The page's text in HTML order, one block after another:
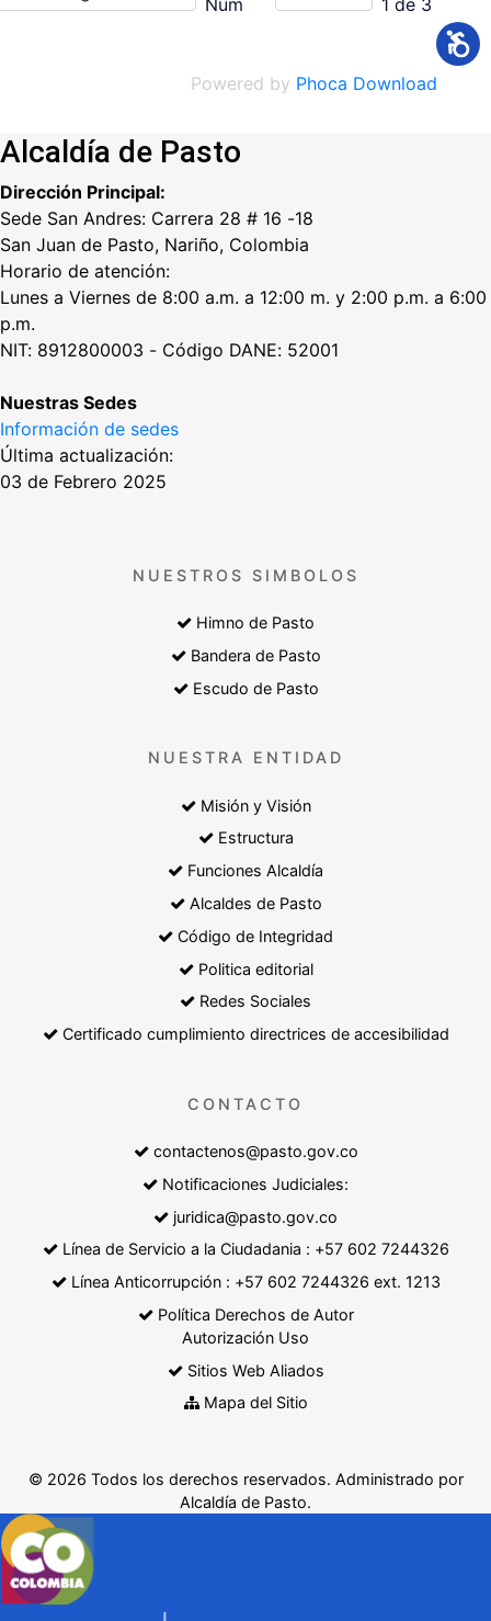
Num
1 de 3
Powered by Phoca Download
Alcaldía de Pasto
Dirección Principal:
Sede San Andres: Carrera 28 # 16 -18
San Juan de Pasto, Nariño, Colombia
Horario de atención:
Lunes a Viernes de 8:00 a.m. a 12:00 m. y 2:00 p.m. a 6:00
p.m.
NIT: 8912800003 - Código DANE: 52001
Nuestras Sedes
Información de sedes
Última actualización:
03 de Febrero 2025
NUESTROS SIMBOLOS
Himno de Pasto
Bandera de Pasto
Escudo de Pasto
NUESTRA ENTIDAD
Misión y Visión
Estructura
Funciones Alcaldía
Alcaldes de Pasto
Código de Integridad
Politica editorial
Redes Sociales
Certificado cumplimiento directrices de accesibilidad
CONTACTO
contactenos@pasto.gov.co
Notificaciones Judiciales:
juridica@pasto.gov.co
Línea de Servicio a la Ciudadania : +57 602 7244326
Línea Anticorrupción : +57 602 7244326 ext. 1213
Política Derechos de Autor
Autorización Uso
Sitios Web Aliados
Mapa del Sitio
© 2026 Todos los derechos reservados. Administrado por
Alcaldía de Pasto.